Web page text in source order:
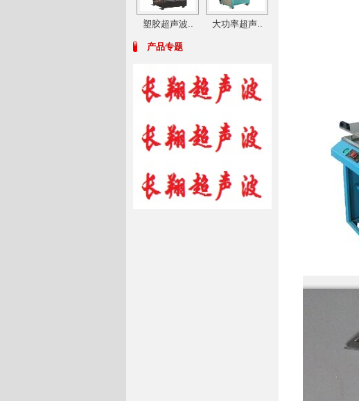
塑胶超声波.. 大功率超声..
产品专题